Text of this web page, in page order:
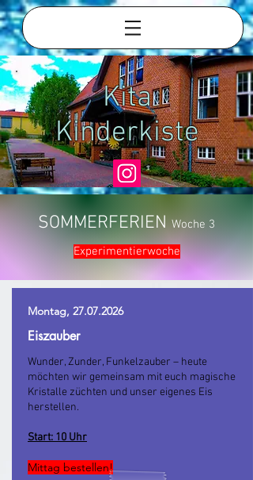
Kita
Kinderkiste
SOMMERFERIENWoche 3
Experimentierwoche
Montag, 27.07.2026
Eiszauber
Wunder, Zunder, Funkelzauber – heute
möchten wir gemeinsam mit euch magische
Kristalle züchten und unser eigenes Eis
herstellen.
Start: 10 Uhr
Mittag bestellen!